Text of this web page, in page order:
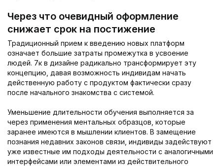
Через что очевидный оформление
снижает срок на постижение
Традиционный прием к введению новых платформ
означает большие затраты промежутка в усвоение
людей. 7к в дизайне радикально трансформирует эту
концепцию, давая возможность индивидам начать
действенную работу с продуктом фактически сразу
после начального знакомства с системой.
Уменьшение длительности обучения выполняется за
через применения ментальных образцов, которые
заранее имеются в мышлении клиентов. В замещение
познания недавних законов связи, индивиды задействуют
уже известные им подходы деятельности с аналогичными
интерфейсами или элементами из действительного